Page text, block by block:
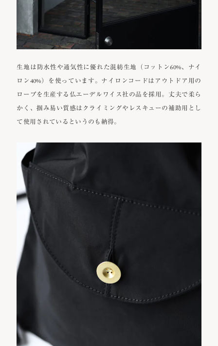
生地は防水性や通気性に優れた混紡生地（コットン60%、ナイ
ロン40%）を使っています。ナイロンコードはアウトドア用の
ロープを生産する仏エーデルワイス社の品を採用。丈夫で柔ら
かく、掴み易い質感はクライミングやレスキューの補助用とし
て使用されているというのも納得。